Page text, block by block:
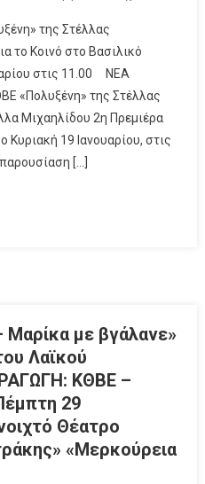
της Στέλλας
το Κοινό στο Βασιλικό
στις 11.00 ΝΕΑ
«Πολυξένη» της Στέλλας
Μιχαηλίδου 2η Πρεμιέρα
Κυριακή 19 Ιανουαρίου, στις
[…]
Μαρίκα με βγάλανε»
Λαϊκού
ΚΘΒΕ –
29
Θέατρο
«Μερκούρεια